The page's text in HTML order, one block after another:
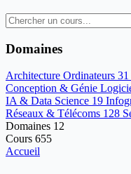
Domaines
Architecture Ordinateurs 31
Conception & Génie
IA & Data Science 19
Réseaux & Télécoms 128
Domaines 12
Cours 655
Accueil